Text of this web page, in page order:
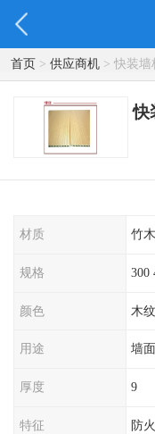
首页> 供应商机> 快装墙
快
材质 竹
规格 300
颜色 木
用途 墙
厚度 9
特征 防